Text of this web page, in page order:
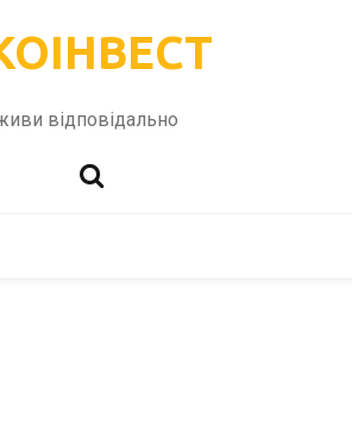
відповідально